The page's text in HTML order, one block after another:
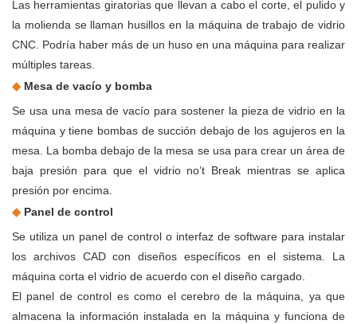
Las herramientas giratorias que llevan a cabo el corte, el pulido y
la molienda se llaman husillos en la máquina de trabajo de vidrio
CNC. Podría haber más de un huso en una máquina para realizar
múltiples tareas.
◆ Mesa de vacío y bomba
Se usa una mesa de vacío para sostener la pieza de vidrio en la
máquina y tiene bombas de succión debajo de los agujeros en la
mesa. La bomba debajo de la mesa se usa para crear un área de
baja presión para que el vidrio no’t Break mientras se aplica
presión por encima.
◆ Panel de control
Se utiliza un panel de control o interfaz de software para instalar
los archivos CAD con diseños específicos en el sistema. La
máquina corta el vidrio de acuerdo con el diseño cargado.
El panel de control es como el cerebro de la máquina, ya que
almacena la información instalada en la máquina y funciona de